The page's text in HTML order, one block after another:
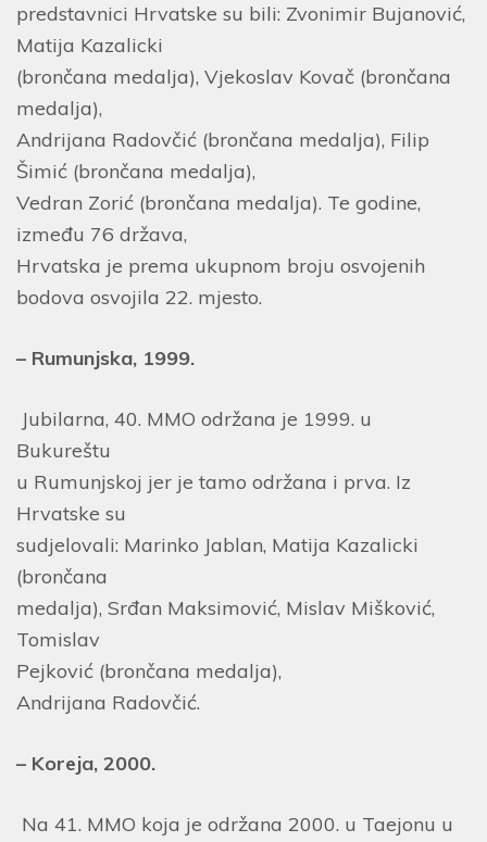
predstavnici Hrvatske su bili: Zvonimir Bujanović,
Matija Kazalicki
(brončana medalja), Vjekoslav Kovač (brončana
medalja),
Andrijana Radovčić (brončana medalja), Filip
Šimić (brončana medalja),
Vedran Zorić (brončana medalja). Te godine,
između 76 država,
Hrvatska je prema ukupnom broju osvojenih
bodova osvojila 22. mjesto.
– Rumunjska, 1999.
Jubilarna, 40. MMO održana je 1999. u
Bukureštu
u Rumunjskoj jer je tamo održana i prva. Iz
Hrvatske su
sudjelovali: Marinko Jablan, Matija Kazalicki
(brončana
medalja), Srđan Maksimović, Mislav Mišković,
Tomislav
Pejković (brončana medalja),
Andrijana Radovčić.
– Koreja, 2000.
Na 41. MMO koja je održana 2000. u Taejonu u